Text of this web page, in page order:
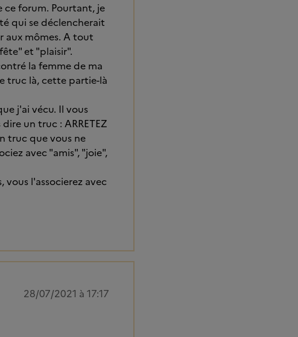
ce forum. Pourtant, je
qui se déclencherait
aux mômes. A tout
et "plaisir".
la femme de ma
truc là, cette partie-là
j'ai vécu. Il vous
un truc : ARRETEZ
truc que vous ne
avec "amis", "joie",
vous l'associerez avec
28/07/2021 à 17:17